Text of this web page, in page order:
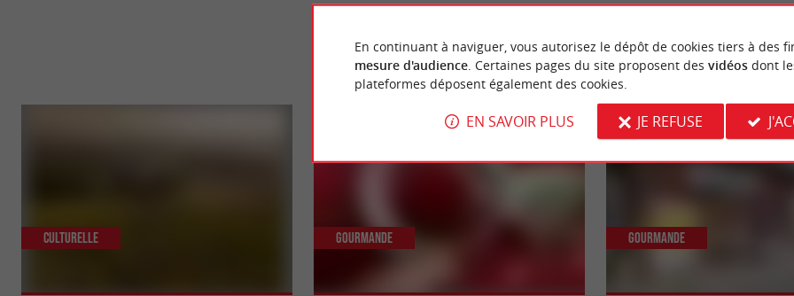
NOUS AVONS TESTÉPOUR
Culturelle Gourmande Gourmande
En continuant à naviguer, vous autorisez le dépôt de cookies tiers à des
mesure d'audience. Certaines pages du site proposent des vidéosdont
plateformes déposent également des cookies.
EN SAVOIR PLUS JE REFUSE